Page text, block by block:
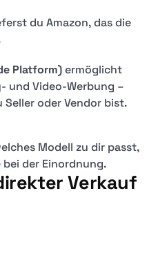
du Amazon, das die
Platform)ermöglicht
und Video-Werbung –
oder Vendor bist.
Modell zu dir passt,
bei der Einordnung.
Verkauf